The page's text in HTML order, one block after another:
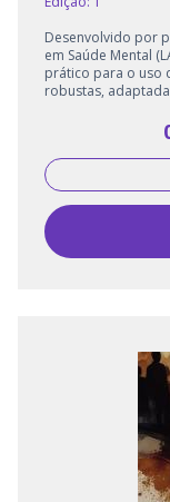
Desenvolvido por
em Saúde Mental
prático para o uso
robustas,